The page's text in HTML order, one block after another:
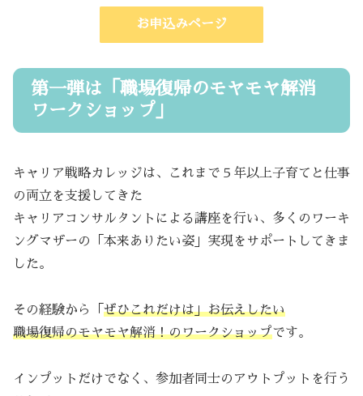
お申込みページ
第一弾は「職場復帰のモヤモヤ解消
ワークショップ」
キャリア戦略カレッジは、これまで５年以上子育てと仕事
の両立を支援してきた
キャリアコンサルタントによる講座を行い、多くのワーキ
ングマザーの「本来ありたい姿」実現をサポートしてきま
した。
その経験から「 ぜひこれだけは」お伝えしたい
職場復帰のモヤモヤ解消！のワークショップです。
インプットだけでなく、参加者同士のアウトプットを行う